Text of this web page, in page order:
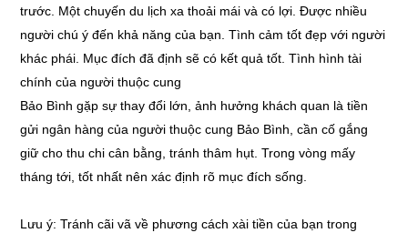
trước. Một chuyến du lịch xa thoải mái và có lợi. Được nhiều
người chú ý đến khả năng của bạn. Tình cảm tốt đẹp với người
khác phái. Mục đích đã định sẽ có kết quả tốt. Tình hình tài
chính của người thuộc cung
Bảo Bình gặp sự thay đổi lớn, ảnh hưởng khách quan là tiền
gửi ngân hàng của người thuộc cung Bảo Bình, cần cố gắng
giữ cho thu chi cân bằng, tránh thâm hụt. Trong vòng mấy
tháng tới, tốt nhất nên xác định rõ mục đích sống.
Lưu ý: Tránh cãi vã về phương cách xài tiền của bạn trong